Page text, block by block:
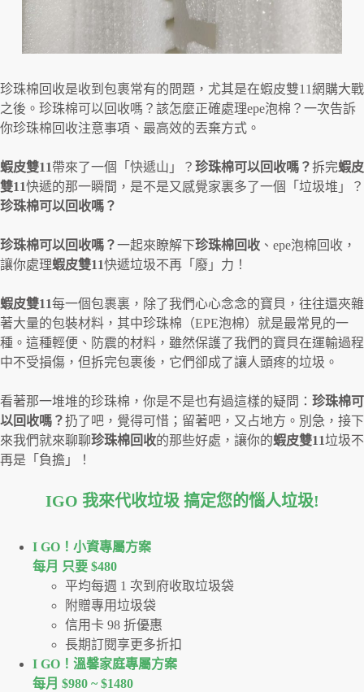
珍珠棉回收是收到包裹常有的問題，尤其是在蝦皮雙11網購大戰
之後。珍珠棉可以回收嗎？該怎麼正確處理epe泡棉？一次告訴
你珍珠棉回收注意事項、最高效的丟棄方式。
蝦皮雙11帶來了一個「快遞山」？ 珍珠棉可以回收嗎？拆完蝦皮
雙11快遞的那一瞬間，是不是又感覺家裏多了一個「垃圾堆」？
珍珠棉可以回收嗎？
珍珠棉可以回收嗎？一起來瞭解下珍珠棉回收 、epe泡棉回收，
讓你處理蝦皮雙11快遞垃圾不再「廢」力！
蝦皮雙11每一個包裹裏，除了我們心心念念的寶貝，往往還夾雜
著大量的包裝材料，其中珍珠棉（EPE泡棉）就是最常見的一
種。這種輕便、防震的材料，雖然保護了我們的寶貝在運輸過程
中不受損傷，但拆完包裹後，它們卻成了讓人頭疼的垃圾。
看著那一堆堆的珍珠棉，你是不是也有過這樣的疑問： 珍珠棉可
以回收嗎？扔了吧，覺得可惜；留著吧，又占地方。別急，接下
來我們就來聊聊珍珠棉回收的那些好處，讓你的蝦皮雙11垃圾不
再是「負擔」！
IGO 我來代收垃圾 搞定您的惱人垃圾!
I GO！⼩資專屬⽅案
每月 只要 $480
平均每週 1 次到府收取垃圾袋
附贈專用垃圾袋
信用卡 98 折優惠
長期訂閱享更多折扣
I GO！溫馨家庭專屬方案
每月 $980 ~ $1480